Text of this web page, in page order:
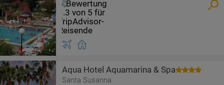
Aqua Hotel Aquamarina & Spa
Santa Susanna